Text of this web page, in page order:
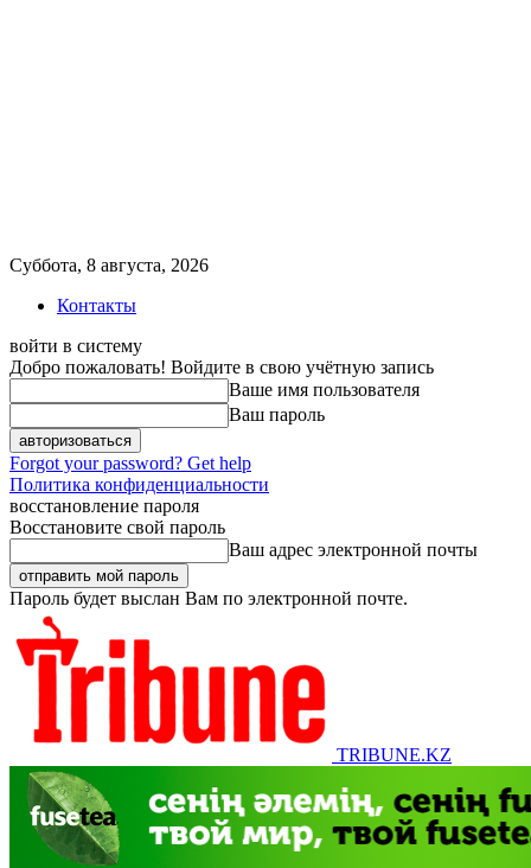
Суббота, 8 августа, 2026
Контакты
войти в систему
Добро пожаловать! Войдите в свою учётную запись
Ваше имя пользователя
Ваш пароль
Forgot your password? Get help
Политика конфиденциальности
восстановление пароля
Восстановите свой пароль
Ваш адрес электронной почты
Пароль будет выслан Вам по электронной почте.
TRIBUNE.KZ